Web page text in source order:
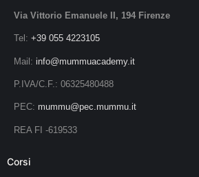
Via Vittorio Emanuele II, 194 Firenze
Tel: +39 055 4223105
Mail: info@mummuacademy.it
P.IVA/C.F.: 06325480488
PEC: mummu@pec.mummu.it
REA FI -619533
Corsi